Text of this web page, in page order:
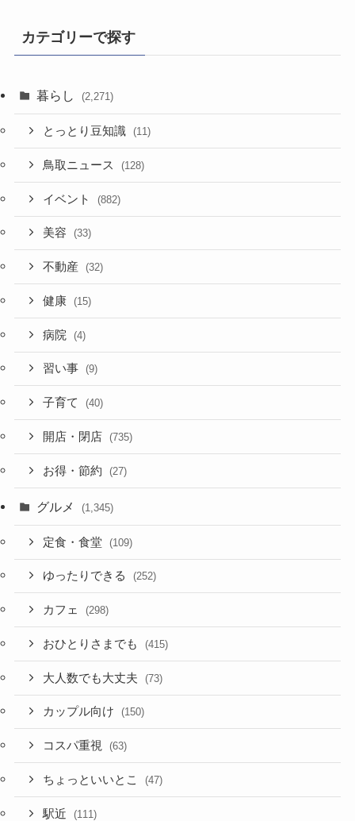
カテゴリーで探す
暮らし (2,271)
とっとり豆知識 (11)
鳥取ニュース (128)
イベント (882)
美容 (33)
不動産 (32)
健康 (15)
病院 (4)
習い事 (9)
子育て (40)
開店・閉店 (735)
お得・節約 (27)
グルメ (1,345)
定食・食堂 (109)
ゆったりできる (252)
カフェ (298)
おひとりさまでも (415)
大人数でも大丈夫 (73)
カップル向け (150)
コスパ重視 (63)
ちょっといいとこ (47)
駅近 (111)